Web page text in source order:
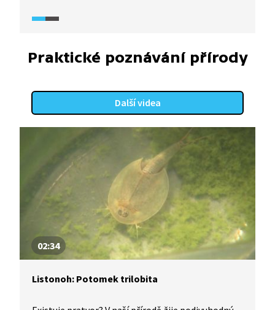
nekonečném lese?
Praktické poznávání přírody
Další videa
02:34
Listonoh: Potomek trilobita